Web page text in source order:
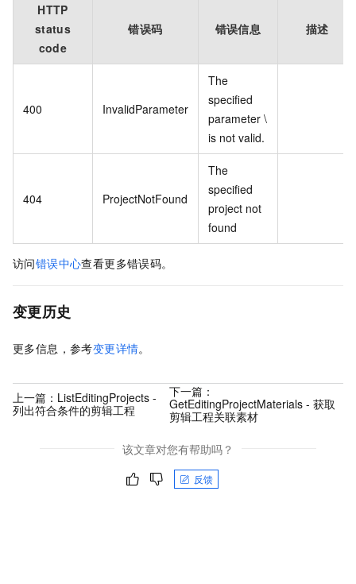
HTTP
status
code
错误码 错误信息 描述
400 InvalidParameter
The
specified
parameter \
is not valid.
404 ProjectNotFound
The
specified
project not
found
访问错误中心查看更多错误码。
变更历史
更多信息，参考变更详情。
上一篇： ListEditingProjects -
列出符合条件的剪辑工程
下一篇：
GetEditingProjectMaterials - 获取
剪辑工程关联素材
该文章对您有帮助吗？
反馈